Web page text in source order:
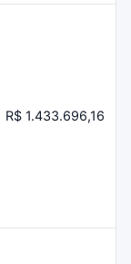
R$ 1.433.696,16